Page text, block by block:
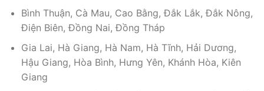
Bình Thuận, Cà Mau, Cao Bằng, Đắk Lắk, Đắk Nông,
Điện Biên, Đồng Nai, Đồng Tháp
Gia Lai, Hà Giang, Hà Nam, Hà Tĩnh, Hải Dương,
Hậu Giang, Hòa Bình, Hưng Yên, Khánh Hòa, Kiên
Giang